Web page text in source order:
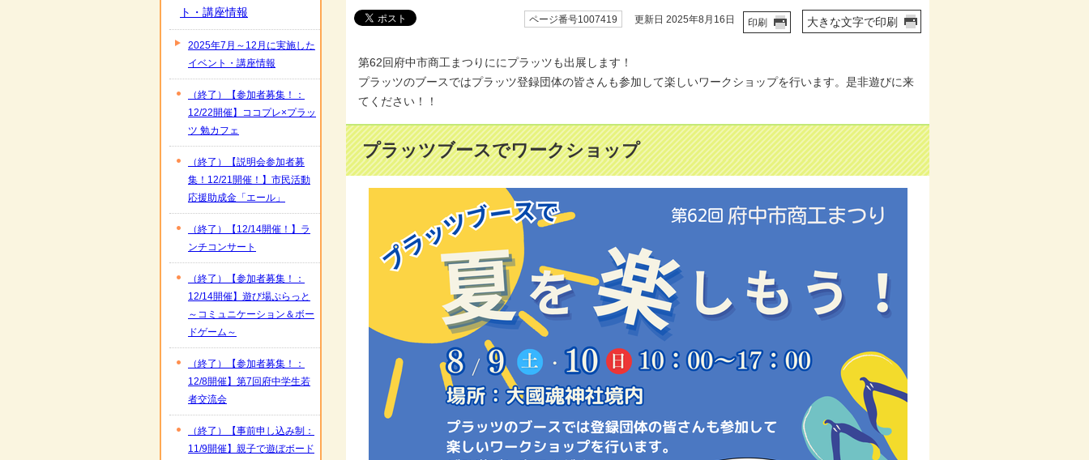
ページ番号1007419 更新日 2025年8月16日 印刷 大きな文字で印刷
第62回府中市商工まつりににプラッツも出展します！
プラッツのブースではプラッツ登録団体の皆さんも参加して楽しいワークショップを行います。是非遊びに来
てください！！
プラッツブースでワークショップ
ト・講座情報
2025年7月～12月に実施した
イベント・講座情報
（終了）【参加者募集！：
12/22開催】ココプレ×プラッ
ツ 勉カフェ
（終了）【説明会参加者募
集！12/21開催！】市民活動
応援助成金「エール」
（終了）【12/14開催！】ラ
ンチコンサート
（終了）【参加者募集！：
12/14開催】遊び場ぷらっと
～コミュニケーション＆ボー
ドゲーム～
（終了）【参加者募集！：
12/8開催】第7回府中学生若
者交流会
（終了）【事前申し込み制：
11/9開催】親子で遊ぼボード